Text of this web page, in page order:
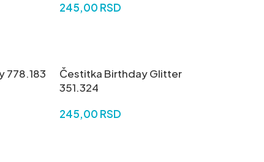
245,00 RSD
778.183
Čestitka Birthday Glitter
351.324
245,00 RSD